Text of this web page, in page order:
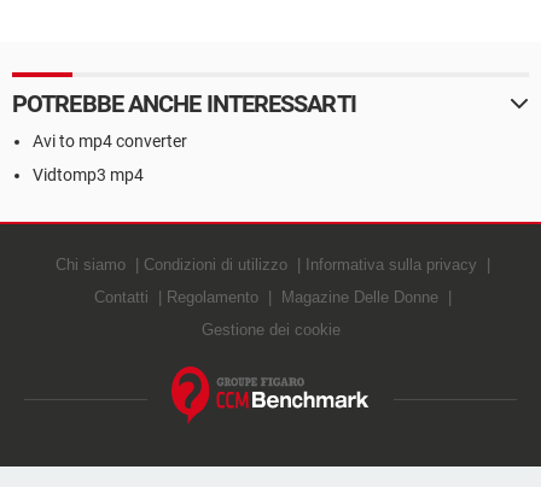
POTREBBE ANCHE INTERESSARTI
Avi to mp4 converter
Vidtomp3 mp4
Chi siamo Condizioni di utilizzo
Informativa sulla privacy
Contatti
Regolamento
Magazine Delle Donne
Gestione dei cookie